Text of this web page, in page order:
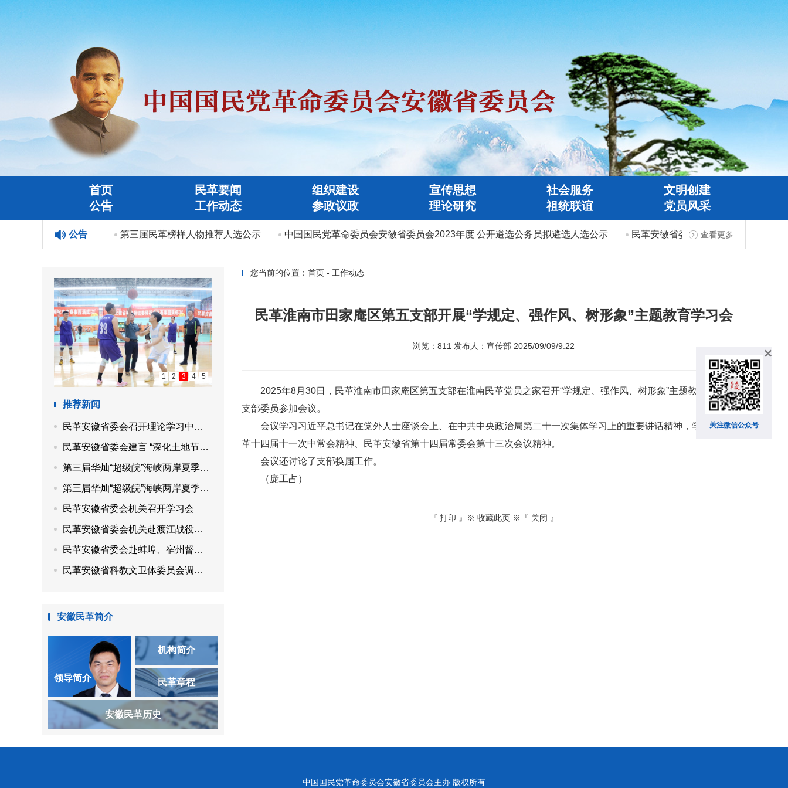
首页 民革要闻 组织建设 宣传思想 社会服务
文明创建
公告
工作动态 参政议政 理论研究 祖统联谊 党员风采
公告
榜样人物”人选公示 第三届民革榜样人物推荐人选公示 中国国民党革命委员会安徽省委员会2023年度 公开遴选公务员拟遴选人选公示 民革安徽省委会全省机关事务工作先进
查看更多
1 2 3 4 5
推荐新闻
民革安徽省委会召开理论学习中心组“参政为公、实干为民”主题教育专题学习会
民革安徽省委会建言 “深化土地节约集约利用综合改革，提高国土空间治理水平”
第三届华灿“超级皖”海峡两岸夏季篮球交流赛成功举办
第三届华灿“超级皖”海峡两岸夏季篮球交流赛在合肥开赛
民革安徽省委会机关召开学习会
民革安徽省委会机关赴渡江战役纪念馆、安徽名人馆开展“参政为公、实干为民”主题教育
民革安徽省委会赴蚌埠、宿州督导调研
民革安徽省科教文卫体委员会调研“用好传统中医药资源，赋能乡村特色康养产业发展”
安徽民革简介
领导简介
机构简介
民革章程
安徽民革历史
您当前的位置：首页 - 工作动态
民革淮南市田家庵区第五支部开展“学规定、强作风、树形象”主题教育学习会
浏览：811 发布人：宣传部 2025/09/09/9:22
2025年8月30日，民革淮南市田家庵区第五支部在淮南民革党员之家召开“学规定、强作风、树形象”主题教育学习会。
支部委员参加会议。
会议学习习近平总书记在党外人士座谈会上、在中共中央政治局第二十一次集体学习上的重要讲话精神，学习贯彻民
革十四届十一次中常会精神、民革安徽省第十四届常委会第十三次会议精神。
会议还讨论了支部换届工作。
（庞工占）
『 打印 』※ 收藏此页 ※『 关闭 』
中国国民党革命委员会安徽省委员会主办 版权所有
×
关注微信公众号